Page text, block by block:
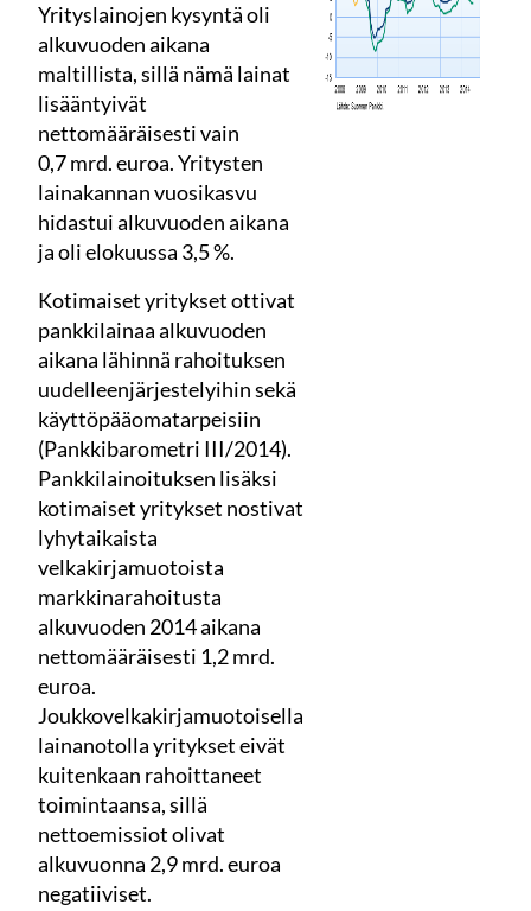
Yrityslainojen kysyntä oli
alkuvuoden aikana
maltillista, sillä nämä lainat
lisääntyivät
nettomääräisesti vain
0,7 mrd. euroa. Yritysten
lainakannan vuosikasvu
hidastui alkuvuoden aikana
ja oli elokuussa 3,5 %.
Kotimaiset yritykset ottivat
pankkilainaa alkuvuoden
aikana lähinnä rahoituksen
uudelleenjärjestelyihin sekä
käyttöpääomatarpeisiin
(Pankkibarometri III/2014).
Pankkilainoituksen lisäksi
kotimaiset yritykset nostivat
lyhytaikaista
velkakirjamuotoista
markkinarahoitusta
alkuvuoden 2014 aikana
nettomääräisesti 1,2 mrd.
euroa.
Joukkovelkakirjamuotoisella
lainanotolla yritykset eivät
kuitenkaan rahoittaneet
toimintaansa, sillä
nettoemissiot olivat
alkuvuonna 2,9 mrd. euroa
negatiiviset.